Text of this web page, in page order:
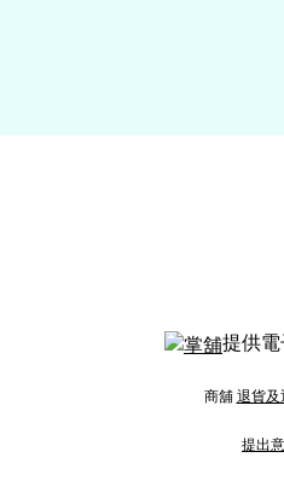
提供
商舖 退貨及
提出